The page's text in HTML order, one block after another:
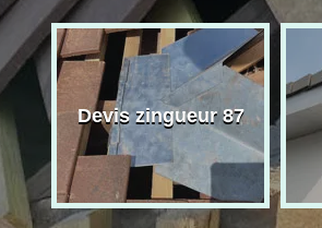
Devis zingueur 87